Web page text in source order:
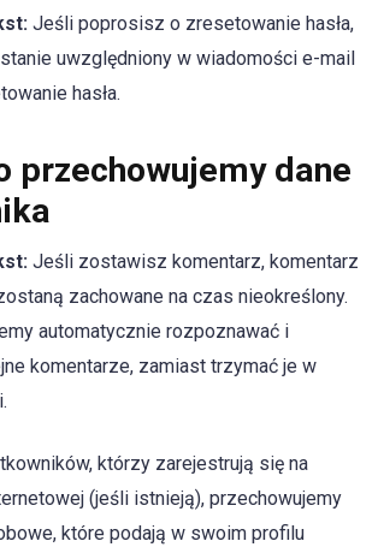
Jeśli poprosisz o zresetowanie hasła,
uwzględniony w wiadomości e-mail
hasła.
przechowujemy dane
Jeśli zostawisz komentarz, komentarz
zachowane na czas nieokreślony.
automatycznie rozpoznawać i
komentarze, zamiast trzymać je w
którzy zarejestrują się na
(jeśli istnieją), przechowujemy
które podają w swoim profilu